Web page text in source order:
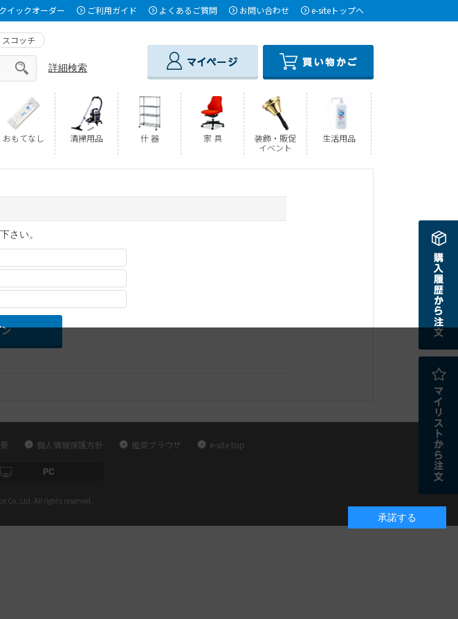
クイックオーダー ご利用ガイド よくあるご質問 お問い合わせ e-siteトップへ
スコッチ
詳細検索
おもてなし 清掃用品 什 器 家 具
装飾・販促
イベント
生活用品
さい。
個人情報保護方針 推奨ブラウザ e-site top
PC
Co.,Ltd. All rights reserved.
承諾する